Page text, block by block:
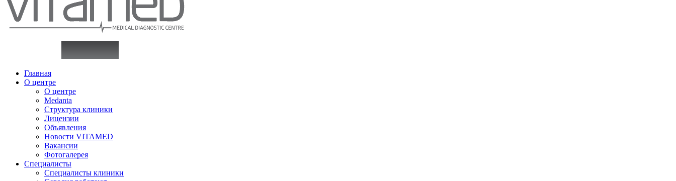
Главная
О центре
О центре
Medanta
Структура клиники
Лицензии
Объявления
Новости VITAMED
Вакансии
Фотогалерея
Специалисты
Специалисты клиники